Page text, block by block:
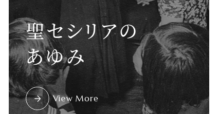
聖セシリアの
あゆみ
View More